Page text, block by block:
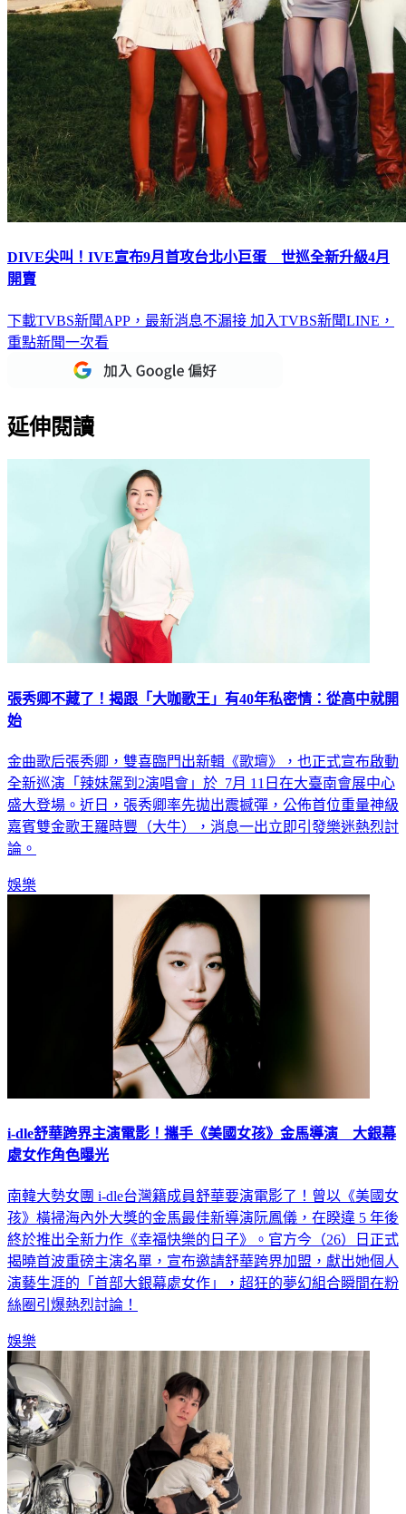
DIVE尖叫！IVE宣布9月首攻台北小巨蛋 世巡全新升級4月
開賣
下載TVBS新聞APP，最新消息不漏接 加入TVBS新聞LINE，
重點新聞一次看
延伸閱讀
張秀卿不藏了！揭跟「大咖歌王」有40年私密情：從高中就開
始
金曲歌后張秀卿，雙喜臨門出新輯《歌壇》，也正式宣布啟動
全新巡演「辣妹駕到2演唱會」於 7月 11日在大臺南會展中心
盛大登場。近日，張秀卿率先拋出震撼彈，公佈首位重量神級
嘉賓雙金歌王羅時豐（大牛），消息一出立即引發樂迷熱烈討
論。
娛樂
i-dle舒華跨界主演電影！攜手《美國女孩》金馬導演 大銀幕
處女作角色曝光
南韓大勢女團 i-dle台灣籍成員舒華要演電影了！曾以《美國女
孩》橫掃海內外大獎的金馬最佳新導演阮鳳儀，在睽違 5 年後
終於推出全新力作《幸福快樂的日子》。官方今（26）日正式
揭曉首波重磅主演名單，宣布邀請舒華跨界加盟，獻出她個人
演藝生涯的「首部大銀幕處女作」，超狂的夢幻組合瞬間在粉
絲圈引爆熱烈討論！
娛樂